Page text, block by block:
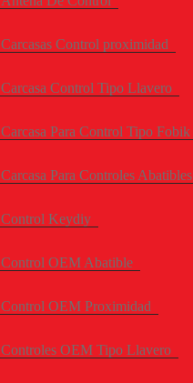
Carcasas Control proximidad
Carcasa Control Tipo Llavero
Carcasa Para Control Tipo Fobik
Carcasa Para Controles Abatibles
Control Keydiy
Control OEM Abatible
Control OEM Proximidad
Controles OEM Tipo Llavero